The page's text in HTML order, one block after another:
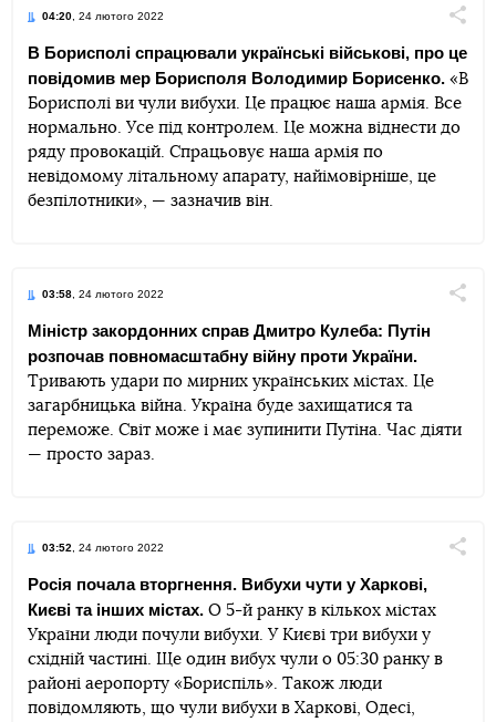
04:20, 24 лютого 2022
TelegramFacebookTwitter
В Борисполі спрацювали українські військові, про це
повідомив мер Борисполя Володимир Борисенко. «В
Борисполі ви чули вибухи. Це працює наша армія. Все
нормально. Усе під контролем. Це можна віднести до
ряду провокацій. Спрацьовує наша армія по
невідомому літальному апарату, найімовірніше, це
безпілотники», — зазначив він.
03:58, 24 лютого 2022
TelegramFacebookTwitter
Міністр закордонних справ Дмитро Кулеба: Путін
розпочав повномасштабну війну проти України.
Тривають удари по мирних українських містах. Це
загарбницька війна. Україна буде захищатися та
переможе. Світ може і має зупинити Путіна. Час діяти
— просто зараз.
03:52, 24 лютого 2022
TelegramFacebookTwitter
Росія почала вторгнення. Вибухи чути у Харкові,
Києві та інших містах. О 5-й ранку в кількох містах
України люди почули вибухи. У Києві три вибухи у
східній частині. Ще один вибух чули о 05:30 ранку в
районі аеропорту «Бориспіль». Також люди
повідомляють, що чули вибухи в Харкові, Одесі,